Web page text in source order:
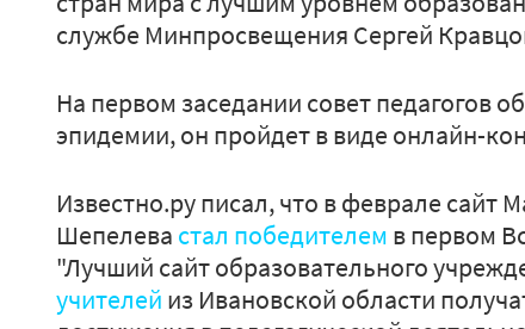
службе Минпросвещения Сергей
На первом заседании совет педагогов
эпидемии, он пройдет в виде онлайн-
Известно.ру писал, что в феврале сайт
Шепелева стал победителем в первом
"Лучший сайт образовательного
учителей из Ивановской области